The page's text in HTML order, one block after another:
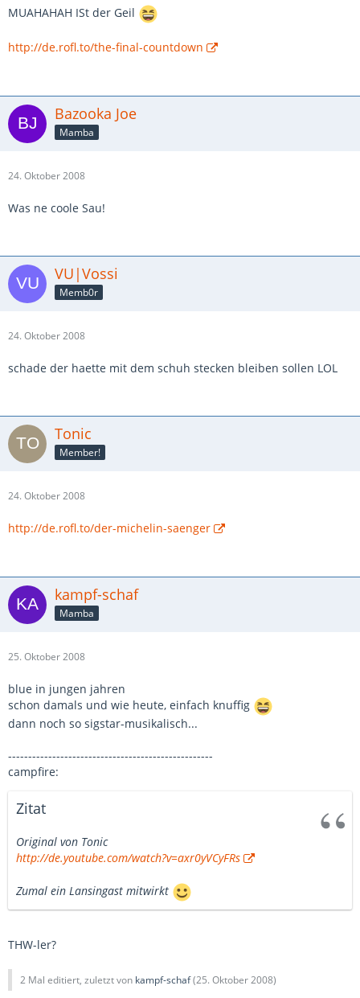
MUAHAHAH ISt der Geil
http://de.rofl.to/the-final-countdown
Bazooka Joe
Mamba
24. Oktober 2008
Was ne coole Sau!
VU|Vossi
Memb0r
24. Oktober 2008
schade der haette mit dem schuh stecken bleiben sollen LOL
Tonic
Member!
24. Oktober 2008
http://de.rofl.to/der-michelin-saenger
kampf-schaf
Mamba
25. Oktober 2008
blue in jungen jahren
schon damals und wie heute, einfach knuffig
dann noch so sigstar-musikalisch...
---------------------------------------------------
campfire:
Zitat
Original von Tonic
http://de.youtube.com/watch?v=axr0yVCyFRs
Zumal ein Lansingast mitwirkt
THW-ler?
2 Mal editiert, zuletzt von kampf-schaf(25. Oktober 2008)